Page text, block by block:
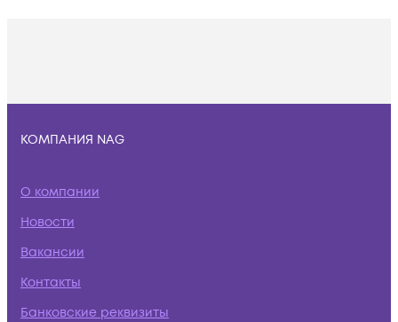
КОМПАНИЯ NAG
О компании
Новости
Вакансии
Контакты
Банковские реквизиты